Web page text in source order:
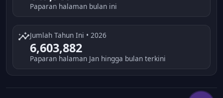
Paparan halaman bulan ini
insightsJumlah Tahun Ini • 2026
6,603,882
Paparan halaman Jan hingga bulan terkini